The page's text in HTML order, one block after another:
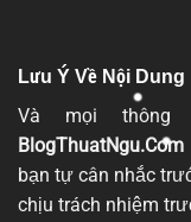
Lưu Ý Về Nội Dung
Và mọi
BlogThuatNgu.Com
bạn tự cân nhắc
chịu trách nhiệm